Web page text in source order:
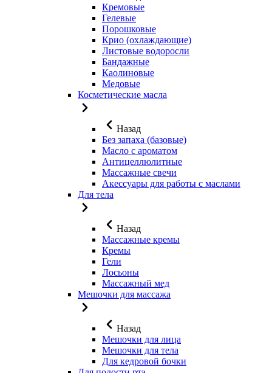
Кремовые
Гелевые
Порошковые
Крио (охлаждающие)
Листовые водоросли
Бандажные
Каолиновые
Медовые
Косметические масла
Назад
Без запаха (базовые)
Масло с ароматом
Антицеллюлитные
Массажные свечи
Акессуары для работы с маслами
Для тела
Назад
Массажные кремы
Кремы
Гели
Лосьоны
Массажный мед
Мешочки для массажа
Назад
Мешочки для лица
Мешочки для тела
Для кедровой бочки